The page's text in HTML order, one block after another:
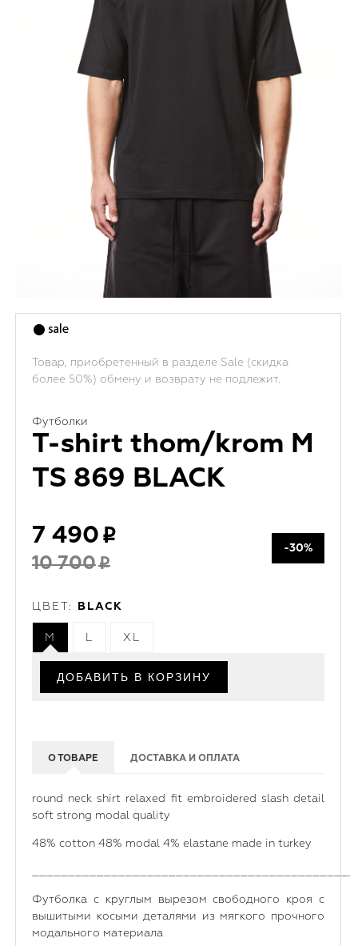
Товар, приобретенный в разделе Sale (скидка
более 50%) обмену и возврату не подлежит.
Футболки
T-shirt thom/krom M
TS 869 BLACK
7 490
10 700
-30%
ЦВЕТ: BLACK
M L XL
О ТОВАРЕ ДОСТАВКА И ОПЛАТА
round neck shirt relaxed fit embroidered slash detail
soft strong modal quality
48% cotton 48% modal 4% elastane made in turkey
Футболка с круглым вырезом свободного кроя с
вышитыми косыми деталями из мягкого прочного
модального материала